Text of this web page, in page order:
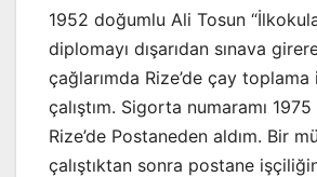
1952 doğumlu Ali Tosun
diplomayı dışarıdan sınava
çağlarımda Rize’de çay
çalıştım. Sigorta numaramı 1975
Rize’de Postaneden aldım. Bir
çalıştıktan sonra postane